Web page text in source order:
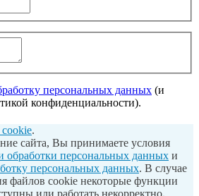
персональных данных (и
конфиденциальности).
.
сайта, Вы принимаете условия
персональных данных и
персональных данных. В случае
файлов cookie некоторые функции
или работать некорректно.